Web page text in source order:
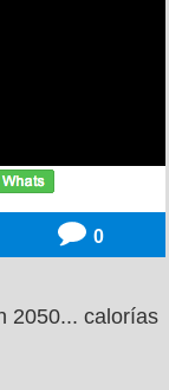
0
2050... calorías